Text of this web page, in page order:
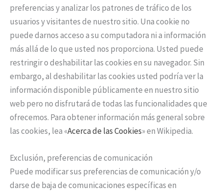
preferencias y analizar los patrones de tráfico de los
usuarios y visitantes de nuestro sitio. Una cookie no
puede darnos acceso a su computadora ni a información
más allá de lo que usted nos proporciona. Usted puede
restringir o deshabilitar las cookies en su navegador. Sin
embargo, al deshabilitar las cookies usted podría ver la
información disponible públicamente en nuestro sitio
web pero no disfrutará de todas las funcionalidades que
ofrecemos. Para obtener información más general sobre
las cookies, lea «Acerca de las Cookies» en Wikipedia.
Exclusión, preferencias de comunicación
Puede modificar sus preferencias de comunicación y/o
darse de baja de comunicaciones específicas en